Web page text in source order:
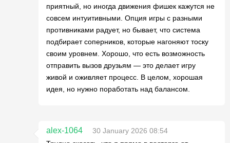
приятный, но иногда движения фишек кажутся не
совсем интуитивными. Опция игры с разными
противниками радует, но бывает, что система
подбирает соперников, которые нагоняют тоску
своим уровнем. Хорошо, что есть возможность
отправить вызов друзьям — это делает игру
живой и оживляет процесс. В целом, хорошая
идея, но нужно поработать над балансом.
alex-1064
30 January 2026 08:54